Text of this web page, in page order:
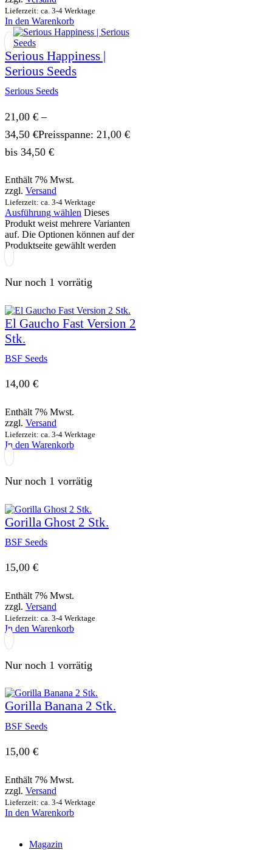
Lieferzeit: ca. 3-4 Werktage
In den Warenkorb
Serious Happiness |
Serious Seeds
Serious Seeds
21,00 € –
34,50 €Preisspanne: 21,00 €
bis 34,50 €
Enthält 7% Mwst.
zzgl. Versand
Lieferzeit: ca. 3-4 Werktage
Ausführung wählen Dieses
Produkt weist mehrere Varianten
auf. Die Optionen können auf der
Produktseite gewählt werden
Nur noch 1 vorrätig
El Gaucho Fast Version 2
Stk.
BSF Seeds
14,00 €
Enthält 7% Mwst.
zzgl. Versand
Lieferzeit: ca. 3-4 Werktage
In den Warenkorb
Nur noch 1 vorrätig
Gorilla Ghost 2 Stk.
BSF Seeds
15,00 €
Enthält 7% Mwst.
zzgl. Versand
Lieferzeit: ca. 3-4 Werktage
In den Warenkorb
Nur noch 1 vorrätig
Gorilla Banana 2 Stk.
BSF Seeds
15,00 €
Enthält 7% Mwst.
zzgl. Versand
Lieferzeit: ca. 3-4 Werktage
In den Warenkorb
Magazin